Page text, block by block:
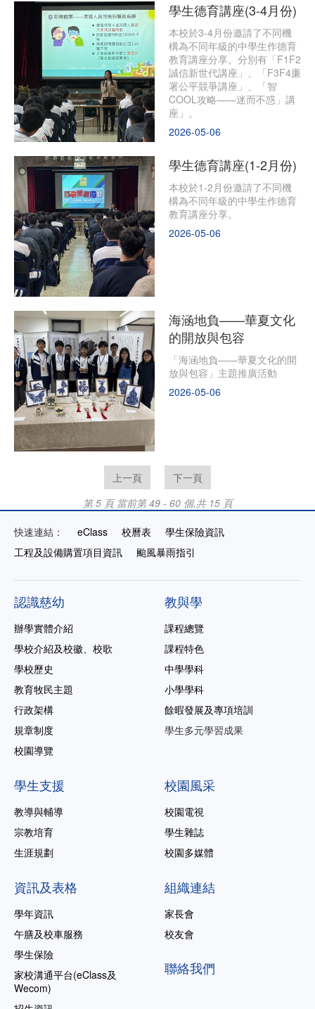
學生德育講座(3-4月份)
本校於3-4月份邀請了不同機
構為不同年級的中學生作德育
教育講座分享。分別有「F1F2
誠信新世代講座」、「F3F4廉
署公平競爭講座」、「智
COOL攻略——迷而不惑」講
座」。
2026-05-06
學生德育講座(1-2月份)
本校於1-2月份邀請了不同機
構為不同年級的中學生作德育
教育講座分享。
2026-05-06
海涵地負——華夏文化
的開放與包容
「海涵地負——華夏文化的開
放與包容」主題推廣活動
2026-05-06
上一頁
下一頁
第 5 頁 當前第 49 - 60 個,共 15 頁
快速連結： eClass 校曆表
學生保險資訊
工程及設備購置項目資訊
颱風暴雨指引
認識慈幼
辦學實體介紹
學校介紹及校徽、校歌
學校歷史
教育牧民主題
行政架構
規章制度
校園導覽
教與學
課程總覽
課程特色
中學學科
小學學科
餘暇發展及專項培訓
學生多元學習成果
學生支援
教導與輔導
宗教培育
生涯規劃
校園風采
校園電視
學生雜誌
校園多媒體
資訊及表格
學年資訊
午膳及校車服務
學生保險
家校溝通平台(eClass及
Wecom)
組織連結
家長會
校友會
聯絡我們